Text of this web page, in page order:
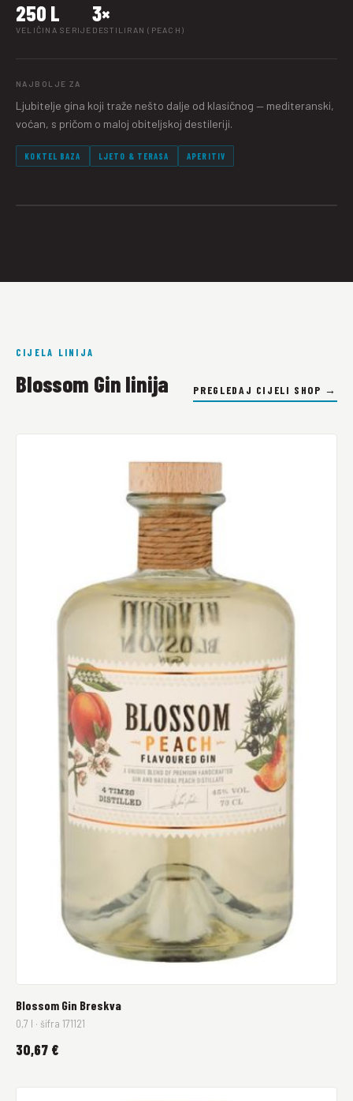
250 L
VELIČINA SERIJE
3×
DESTILIRAN (PEACH)
NAJBOLJE ZA
Ljubitelje gina koji traže nešto dalje od klasičnog — mediteranski,
voćan, s pričom o maloj obiteljskoj destileriji.
KOKTEL BAZA LJETO & TERASA APERITIV
CIJELA LINIJA
Blossom Gin linija PREGLEDAJ CIJELI SHOP →
Blossom Gin Breskva
0,7 l · šifra 171121
30,67 €